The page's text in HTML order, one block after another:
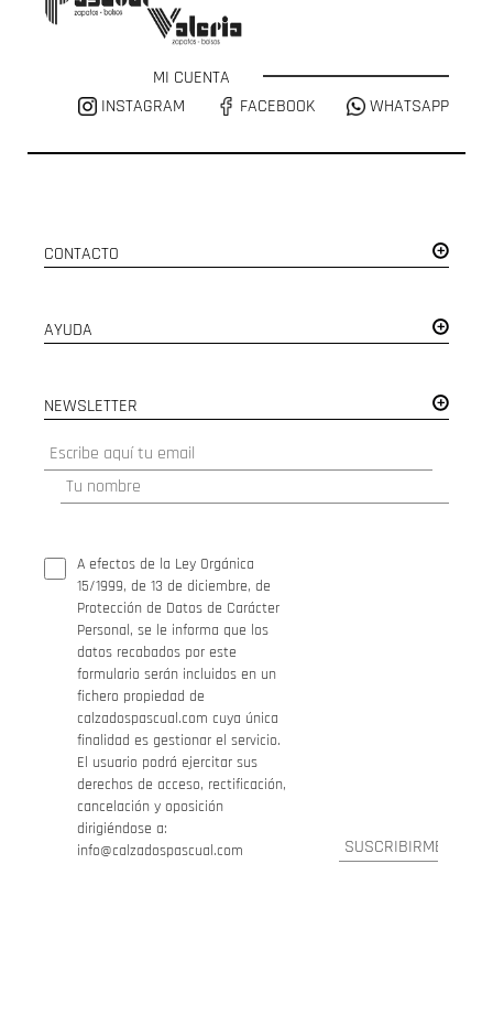
MI CUENTA
INSTAGRAM
FACEBOOK WHATSAPP
CONTACTO
AYUDA
NEWSLETTER
A efectos de la Ley Orgánica
15/1999, de 13 de diciembre, de
Protección de Datos de Carácter
Personal, se le informa que los
datos recabados por este
formulario serán incluidos en un
fichero propiedad de
calzadospascual.com cuya única
finalidad es gestionar el servicio.
El usuario podrá ejercitar sus
derechos de acceso, rectificación,
cancelación y oposición
dirigiéndose a:
info@calzadospascual.com